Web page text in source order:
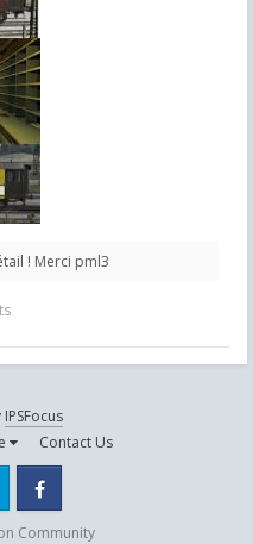
! Merci pml3
IPSFocus
Contact Us
Twitter
Community